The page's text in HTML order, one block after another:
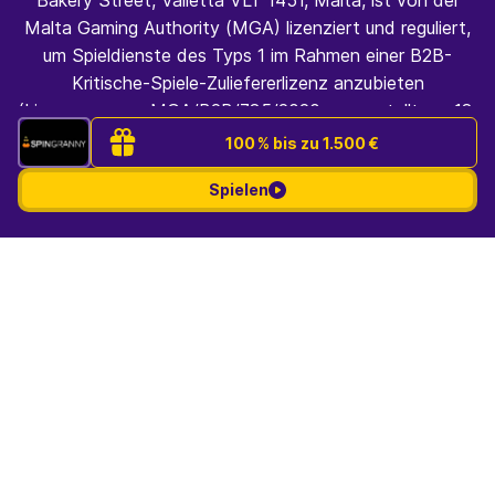
100 % bis zu 1.500 €
Spielen
Malta Gaming Authority (MGA) lizenziert und reguliert,
um Spieldienste des Typs 1 im Rahmen einer B2B-
Kritische-Spiele-Zuliefererlizenz anzubieten
(Lizenznummer: MGA/B2B/785/2020, ausgestellt am 18.
März 2021).